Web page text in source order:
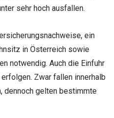
sehr hoch ausfallen.
ein
in Österreich sowie
notwendig. Auch die Einfuhr
Zwar fallen innerhalb
dennoch gelten bestimmte